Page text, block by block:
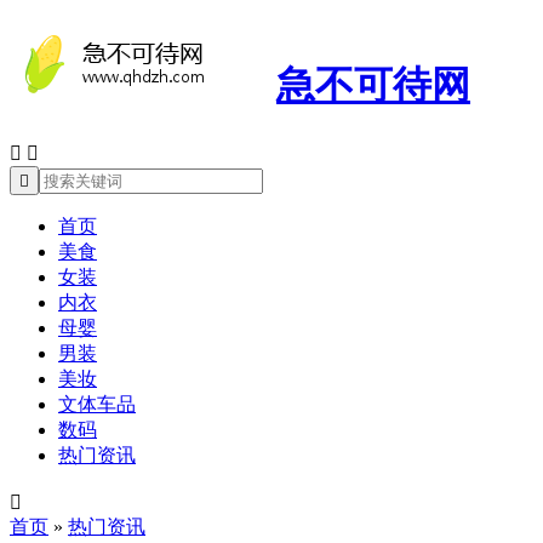
急不可待网
 

首页
美食
女装
内衣
母婴
男装
美妆
文体车品
数码
热门资讯

首页 » 热门资讯